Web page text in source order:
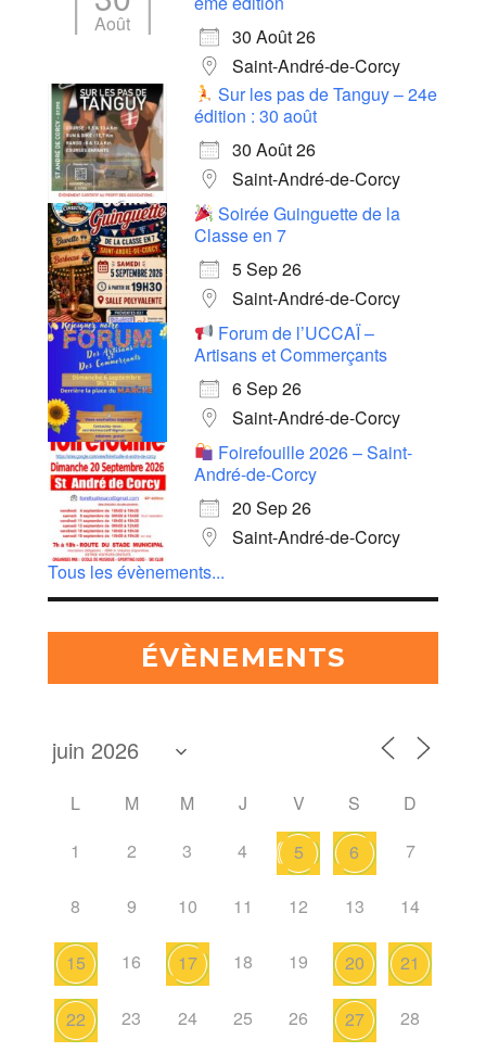
Août
30 Août 26
Saint-André-de-Corcy
Sur les pas de Tanguy – 24e
édition : 30 août
30 Août 26
Saint-André-de-Corcy
Soirée Guinguette de la
Classe en 7
5 Sep 26
Saint-André-de-Corcy
Forum de l’UCCAÏ –
Artisans et Commerçants
6 Sep 26
Saint-André-de-Corcy
Foirefouille 2026 – Saint-
André-de-Corcy
20 Sep 26
Saint-André-de-Corcy
Tous les évènements...
ÉVÈNEMENTS
L M M J V S
D
1
2 3 4 5 6 7
8 9 10 11 12 13 14
15 16 17 18 19 20 21
22 23 24 25 26 27 28